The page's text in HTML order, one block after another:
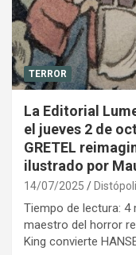
TERROR
La Editorial
el jueves 2 de
GRETEL
ilustrado por
14/07/2025
Tiempo de lectura: 4
maestro del horror
King convierte